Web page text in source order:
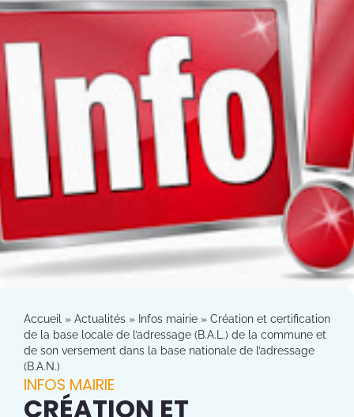
Accueil » Actualités » Infos mairie » Création et certification
de la base locale de l’adressage (B.A.L.) de la commune et
de son versement dans la base nationale de l’adressage
(B.A.N.)
INFOS MAIRIE
CRÉATION ET